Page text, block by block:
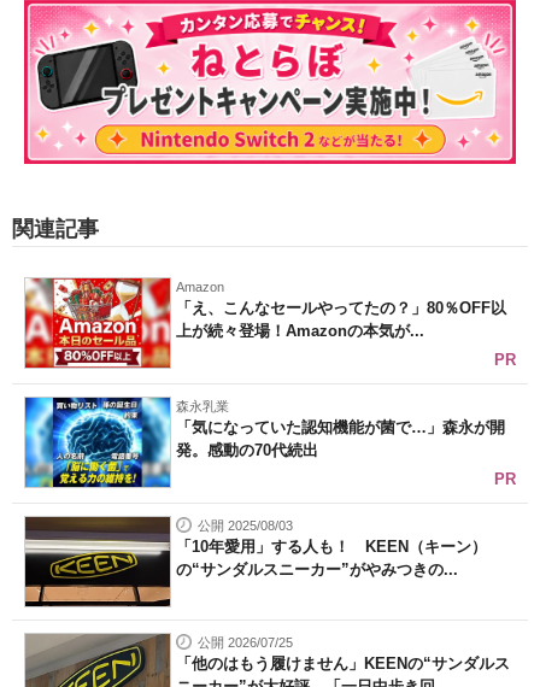
関連記事
Amazon
「え、こんなセールやってたの？」80％OFF以
上が続々登場！Amazonの本気が...
PR
森永乳業
「気になっていた認知機能が菌で…」森永が開
発。感動の70代続出
PR
公開 2025/08/03
「10年愛用」する人も！ KEEN（キーン）
の“サンダルスニーカー”がやみつきの...
公開 2026/07/25
「他のはもう履けません」KEENの“サンダルス